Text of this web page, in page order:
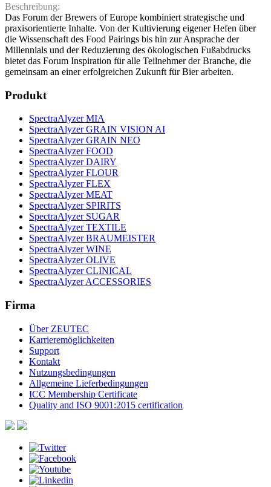
Beschreibung:
Das Forum der Brewers of Europe kombiniert strategische und
praxisorientierte Inhalte. Von der Kultivierung eigener Hefen über
die Wissenschaft des Food Pairings bis hin zur Ansprache der
Millennials und der Reduzierung des ökologischen Fußabdrucks
bietet das Forum Inspiration für alle Teilnehmer der Branche, die
gemeinsam an einer erfolgreichen Zukunft für Bier arbeiten.
Produkt
SpectraAlyzer MIA
SpectraAlyzer GRAIN VISION AI
SpectraAlyzer GRAIN NEO
SpectraAlyzer FOOD
SpectraAlyzer DAIRY
SpectraAlyzer FLOUR
SpectraAlyzer FLEX
SpectraAlyzer MEAT
SpectraAlyzer SPIRITS
SpectraAlyzer SUGAR
SpectraAlyzer TEXTILE
SpectraAlyzer BRAUMEISTER
SpectraAlyzer WINE
SpectraAlyzer OLIVE
SpectraAlyzer CLINICAL
SpectraAlyzer ACCESSORIES
Firma
Über ZEUTEC
Karrieremöglichkeiten
Support
Kontakt
Nutzungsbedingungen
Allgemeine Lieferbedingungen
ICC Membership Certificate
Quality and ISO 9001:2015 certification